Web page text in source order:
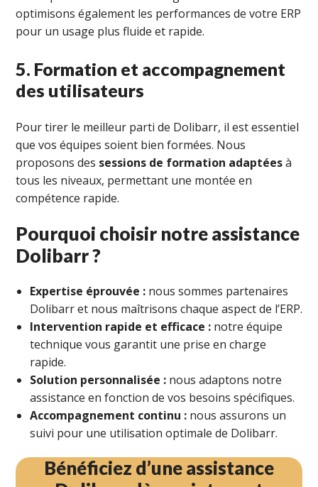
optimisons également les performances de votre ERP
pour un usage plus fluide et rapide.
5. Formation et accompagnement
des utilisateurs
Pour tirer le meilleur parti de Dolibarr, il est essentiel
que vos équipes soient bien formées. Nous
proposons des sessions de formation adaptéesà
tous les niveaux, permettant une montée en
compétence rapide.
Pourquoi choisir notre assistance
Dolibarr ?
Expertise éprouvée :nous sommes partenaires
Dolibarr et nous maîtrisons chaque aspect de l’ERP.
Intervention rapide et efficace :notre équipe
technique vous garantit une prise en charge
rapide.
Solution personnalisée :nous adaptons notre
assistance en fonction de vos besoins spécifiques.
Accompagnement continu :nous assurons un
suivi pour une utilisation optimale de Dolibarr.
Bénéficiez d’une assistance